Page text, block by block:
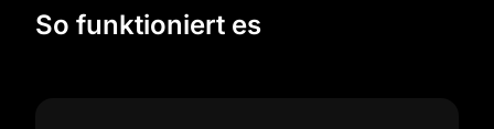
So funktioniert es